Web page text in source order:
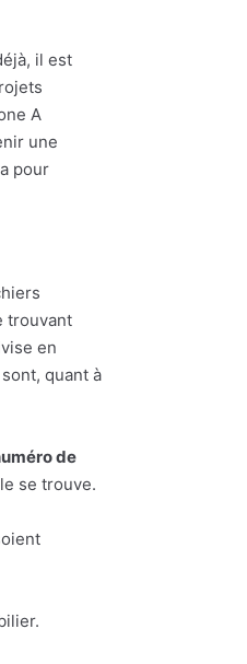
il est
A
une
a pour
trouvant
en
quant à
de
se trouve.